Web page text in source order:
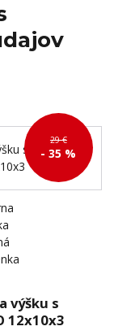
29 €
- 35 %
výšku s
12x10x3